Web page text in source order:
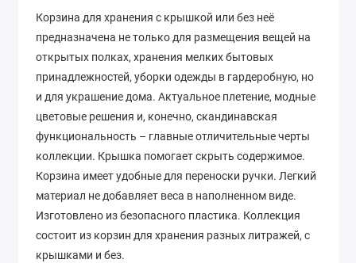
Корзина для хранения с крышкой или без неё
предназначена не только для размещения вещей на
открытых полках, хранения мелких бытовых
принадлежностей, уборки одежды в гардеробную, но
и для украшение дома. Актуальное плетение, модные
цветовые решения и, конечно, скандинавская
функциональность – главные отличительные черты
коллекции. Крышка помогает скрыть содержимое.
Корзина имеет удобные для переноски ручки. Легкий
материал не добавляет веса в наполненном виде.
Изготовлено из безопасного пластика. Коллекция
состоит из корзин для хранения разных литражей, с
крышками и без.